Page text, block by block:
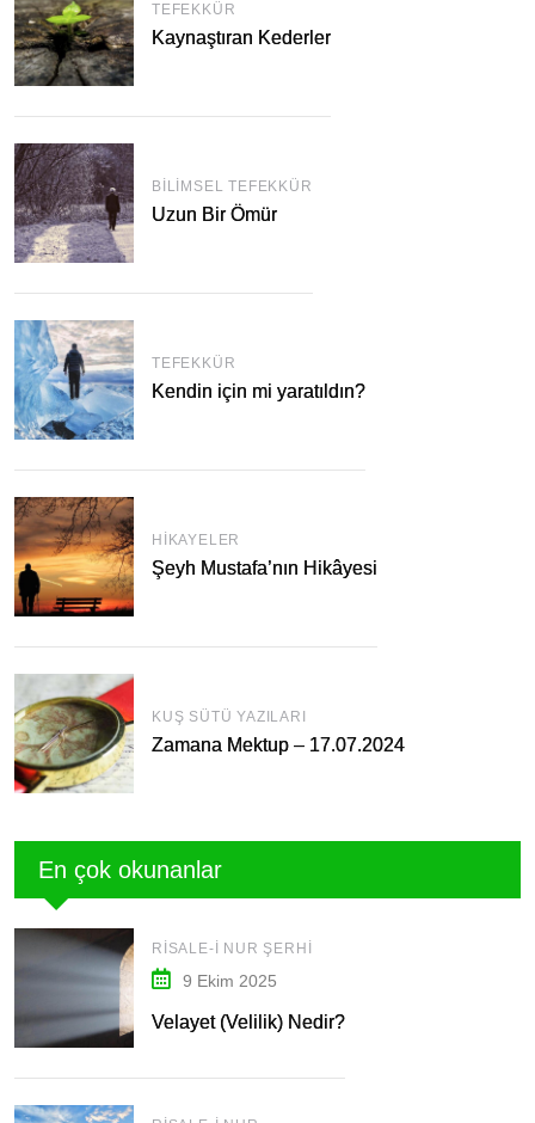
TEFEKKÜR
Kaynaştıran Kederler
BILIMSEL TEFEKKÜR
Uzun Bir Ömür
TEFEKKÜR
Kendin için mi yaratıldın?
HIKAYELER
Şeyh Mustafa’nın Hikâyesi
KUŞ SÜTÜ YAZILARI
Zamana Mektup – 17.07.2024
En çok okunanlar
RISALE-I NUR ŞERHI
9 Ekim 2025
Velayet (Velilik) Nedir?